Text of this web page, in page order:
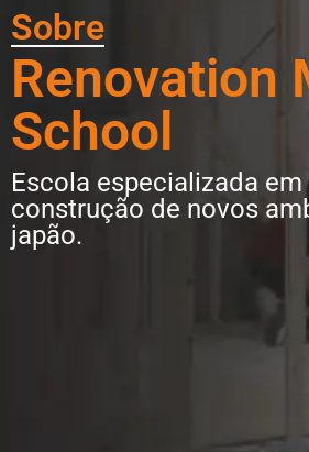
Sobre
Renovation
School
Escola especializada
construção de novos
japão.